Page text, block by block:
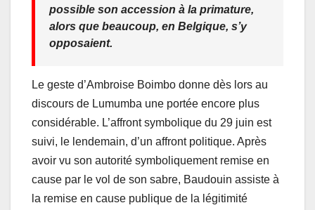
possible son accession à la primature,
alors que beaucoup, en Belgique, s’y
opposaient.
Le geste d’Ambroise Boimbo donne dès lors au
discours de Lumumba une portée encore plus
considérable. L’affront symbolique du 29 juin est
suivi, le lendemain, d’un affront politique. Après
avoir vu son autorité symboliquement remise en
cause par le vol de son sabre, Baudouin assiste à
la remise en cause publique de la légitimité